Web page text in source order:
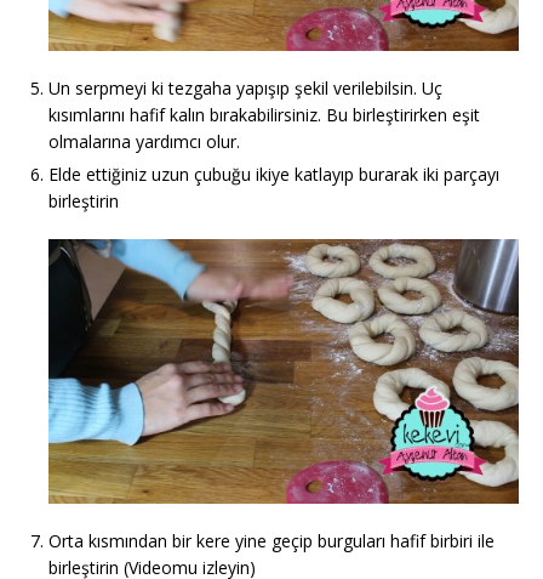
Un serpmeyi ki tezgaha yapışıp şekil verilebilsin. Uç
kısımlarını hafif kalın bırakabilirsiniz. Bu birleştirirken eşit
olmalarına yardımcı olur.
Elde ettiğiniz uzun çubuğu ikiye katlayıp burarak iki parçayı
birleştirin
Orta kısmından bir kere yine geçip burguları hafif birbiri ile
birleştirin (Videomu izleyin)